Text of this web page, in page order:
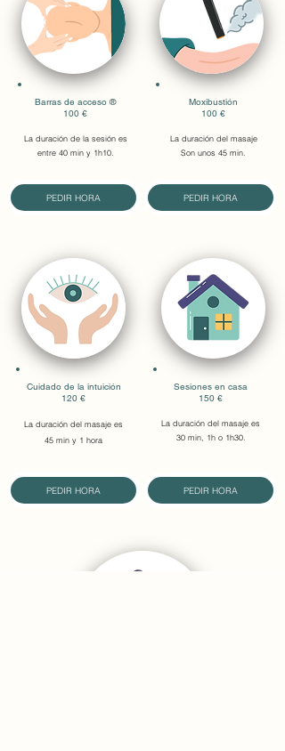
Barras de acceso ®
100 €
La duración de la sesión es
entre 40 min y 1h10.
PEDIR HORA
Moxibustión
100 €
La duración del masaje
Son unos 45 min.
PEDIR HORA
Cuidado de la intuición
120 €
La duración del masaje es
45 min y 1 hora
PEDIR HORA
Sesiones en casa
150 €
La duración del masaje es
30 min, 1h o 1h30.
PEDIR HORA